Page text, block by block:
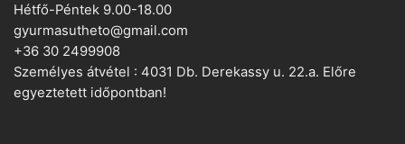
Hétfő-Péntek 9.00-18.00
gyurmasutheto@gmail.com
+36 30 2499908
Személyes átvétel : 4031 Db. Derekassy u. 22.a. Előre
egyeztetett időpontban!